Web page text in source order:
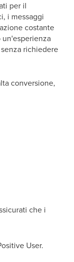
per il
i messaggi
costante
richiedere
conversione,
che i
User.